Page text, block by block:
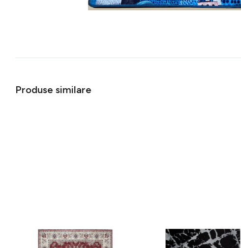
Produse similare
Covor rezistent Eko, ALT 05 - Red,
Covor rezistent SM 21 - Black,